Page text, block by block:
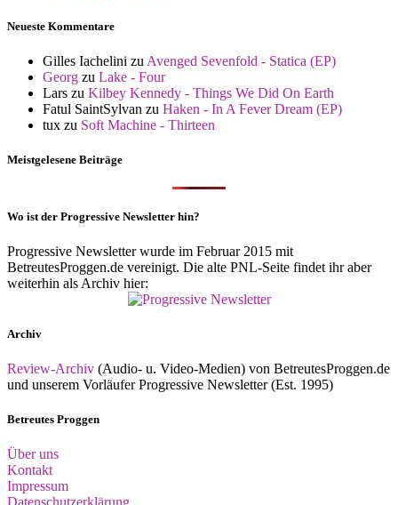
Neueste Kommentare
Gilles Iachelini zu Avenged Sevenfold - Statica (EP)
Georg zu Lake - Four
Lars zu Kilbey Kennedy - Things We Did On Earth
Fatul SaintSylvan zu Haken - In A Fever Dream (EP)
tux zu Soft Machine - Thirteen
Meistgelesene Beiträge
Wo ist der Progressive Newsletter hin?
Progressive Newsletter wurde im Februar 2015 mit
BetreutesProggen.de vereinigt. Die alte PNL-Seite findet ihr aber
weiterhin als Archiv hier:
Archiv
Review-Archiv (Audio- u. Video-Medien) von BetreutesProggen.de
und unserem Vorläufer Progressive Newsletter (Est. 1995)
Betreutes Proggen
Über uns
Kontakt
Impressum